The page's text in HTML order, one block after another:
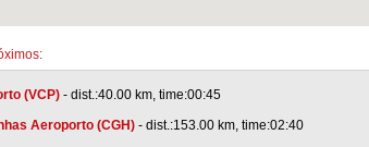
(VCP) - dist.:40.00 km, time:00:45
Aeroporto (CGH) - dist.:153.00 km, time:02:40